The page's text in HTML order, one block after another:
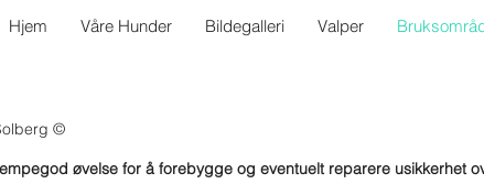
Hjem Våre Hunder Bildegalleri Valper
©
øvelse for å forebygge og eventuelt reparere usikkerhet